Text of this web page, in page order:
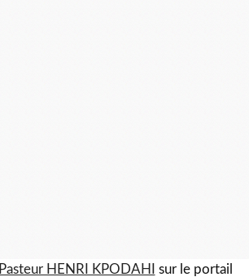
Pasteur HENRI KPODAHI
sur le portail